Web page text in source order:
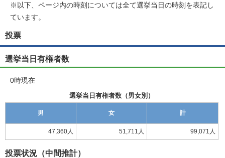
※以下、ページ内の時刻については全て選挙当日の時刻を表記し
ています。
投票
選挙当日有権者数
0時現在
選挙当日有権者数（男女別）
男 女 計
47,360人 51,711人 99,071人
投票状況（中間推計）